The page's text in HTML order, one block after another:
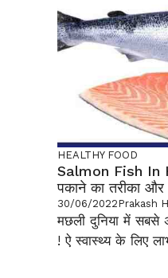
HEALTHY FOOD
Salmon Fish In
पकाने का तरीका
30/06/2022Prakash
मछली दुनिया में सबसे
! ऐ स्वास्थ्य के लिए